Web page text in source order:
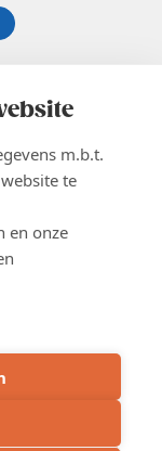
m.b.t.
te
en onze